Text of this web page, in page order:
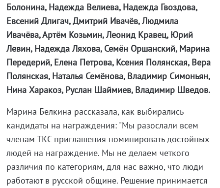
Болонина, Надежда Велиева, Надежда Гвоздова,
Евсений Длигач, Дмитрий Ивачёв, Людмила
Ивачёва, Артём Козьмин, Леонид Кравец, Юрий
Левин, Надежда Ляхова, Семён Оршанский, Марина
Передерий, Елена Петрова, Ксения Полянская, Вера
Полянская, Наталья Семёнова, Владимир Cимоньян,
Нина Харакоз, Руслан Шаймиев, Владимир Шведов.
Марина Белкина рассказала, как выбирались
кандидаты на награждения: "Мы разослали всем
членам ТКС приглашения номинировать достойных
людей на награждение. Мы не делаем четкого
различия по категориям, для нас важно, что люди
работают в русской общине. Решение принимается